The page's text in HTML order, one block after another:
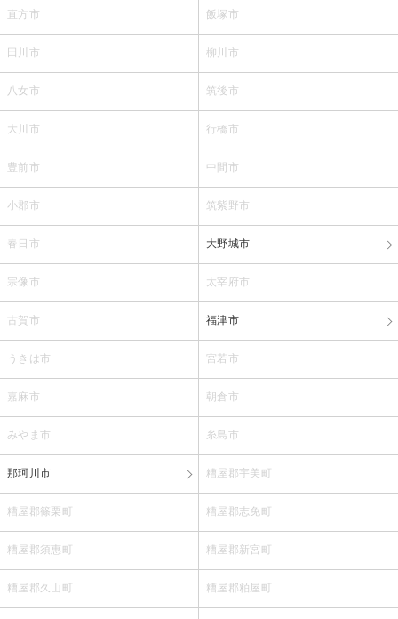
直方市 飯塚市
田川市 柳川市
八女市 筑後市
大川市 行橋市
豊前市 中間市
小郡市 筑紫野市
春日市 大野城市
宗像市 太宰府市
古賀市 福津市
うきは市 宮若市
嘉麻市 朝倉市
みやま市 糸島市
那珂川市 糟屋郡宇美町
糟屋郡篠栗町 糟屋郡志免町
糟屋郡須惠町 糟屋郡新宮町
糟屋郡久山町 糟屋郡粕屋町